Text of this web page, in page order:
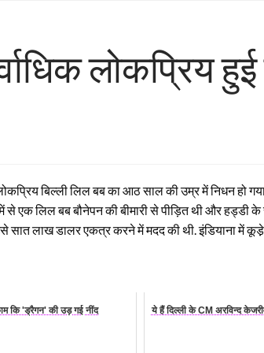
लोकप्रिय
बिल्ली लिल बब का आठ साल की उम्र में निधन हो
से एक लिल बब बौनेपन की बीमारी से पीड़ित थी और हड्डी
सात लाख डालर एकत्र करने में मदद की थी. इंडियाना में
कि 'ड्रैगन' की उड़ गई नींद
ये हैं दिल्ली के CM अरविन्द